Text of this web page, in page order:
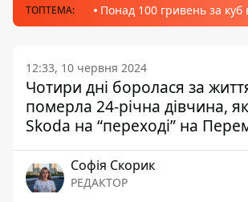
ТОПТЕМА: Понад 100 гривень за
12:33, 10 червня 2024
Чотири дні боролася за
померла 24-річна дівчина,
Skoda на “переході” на
Софія Скорик
РЕДАКТОР